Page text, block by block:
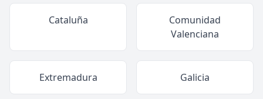
Cataluña
Comunidad
Valenciana
Extremadura Galicia